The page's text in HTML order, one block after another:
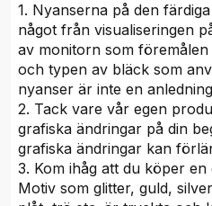
1. Nyanserna på den
något från visualiseringen
av monitorn som
och typen av bläck som
nyanser är inte en
2. Tack vare vår egen
grafiska ändringar på din
grafiska ändringar kan
3. Kom ihåg att du köper
Motiv som glitter, guld,